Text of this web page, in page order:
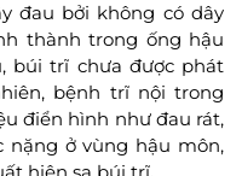
đau bởi không có dây
thành trong ống hậu
búi trĩ chưa được phát
bệnh trĩ nội trong
điển hình như đau rát,
nặng ở vùng hậu môn,